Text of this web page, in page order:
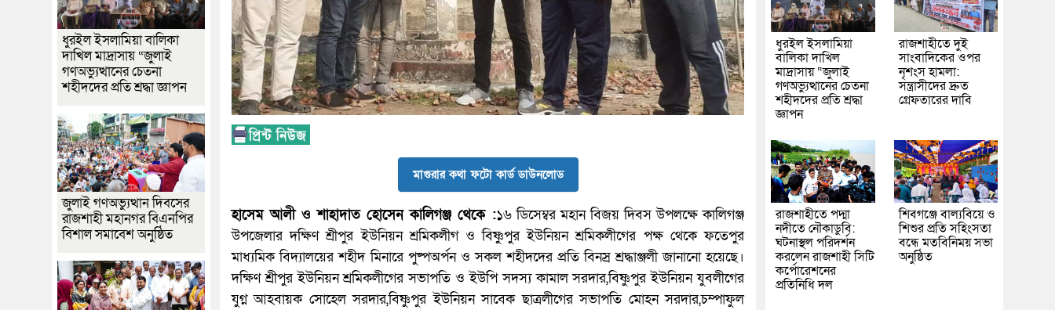
মাগুরার কথা ফটো কার্ড ডাউনলোড
হাসেম আলী ও শাহাদাত হোসেন কালিগঞ্জ থেকে :১৬ ডিসেম্বর মহান বিজয় দিবস উপলক্ষে কালিগঞ্জ
উপজেলার দক্ষিণ শ্রীপুর ইউনিয়ন শ্রমিকলীগ ও বিষ্ণুপুর ইউনিয়ন শ্রমিকলীগের পক্ষ থেকে ফতেপুর
মাধ্যমিক বিদ্যালয়ের শহীদ মিনারে পুষ্পঅর্পন ও সকল শহীদদের প্রতি বিনস্র শ্রদ্ধাঞ্জলী জানানো হয়েছে।
দক্ষিণ শ্রীপুর ইউনিয়ন শ্রমিকলীগের সভাপতি ও ইউপি সদস্য কামাল সরদার,বিষ্ণুপুর ইউনিয়ন যুবলীগের
যুগ্ন আহবায়ক সোহেল সরদার,বিষ্ণুপুর ইউনিয়ন সাবেক ছাত্রলীগের সভাপতি মোহন সরদার,চম্পাফুল
ধুরইল ইসলামিয়া বালিকা
দাখিল মাদ্রাসায় “জুলাই
গণঅভ্যুত্থানের চেতনা
শহীদদের প্রতি শ্রদ্ধা জ্ঞাপন
জুলাই গণঅভ্যুত্থান দিবসের
রাজশাহী মহানগর বিএনপির
বিশাল সমাবেশ অনুষ্ঠিত
ধুরইল ইসলামিয়া
বালিকা দাখিল
মাদ্রাসায় “জুলাই
গণঅভ্যুত্থানের চেতনা
শহীদদের প্রতি শ্রদ্ধা
জ্ঞাপন
রাজশাহীতে দুই
সাংবাদিকের ওপর
নৃশংস হামলা:
সন্ত্রাসীদের দ্রুত
গ্রেফতারের দাবি
রাজশাহীতে পদ্মা
নদীতে নৌকাডুবি:
ঘটনাস্থল পরিদর্শন
করলেন রাজশাহী সিটি
কর্পোরেশনের
প্রতিনিধি দল
শিবগঞ্জে বাল্যবিয়ে ও
শিশুর প্রতি সহিংসতা
বন্ধে মতবিনিময় সভা
অনুষ্ঠিত